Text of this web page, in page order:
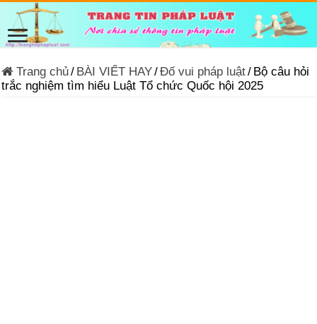
Trang chủ/ BÀI VIẾT HAY/Đố vui pháp luật/ Bộ câu hỏi
trắc nghiệm tìm hiểu Luật Tổ chức Quốc hội 2025